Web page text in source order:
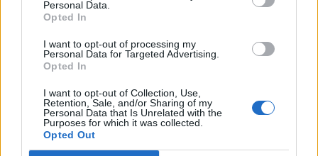
Personal Data.
Opted In
I want to opt-out of processing my
Personal Data for Targeted Advertising.
Opted In
I want to opt-out of Collection, Use,
Retention, Sale, and/or Sharing of my
Personal Data that Is Unrelated with the
Purposes for which it was collected.
Opted Out
Παιδική τριχόπτωση: Πότε είναι ανησυχητική;